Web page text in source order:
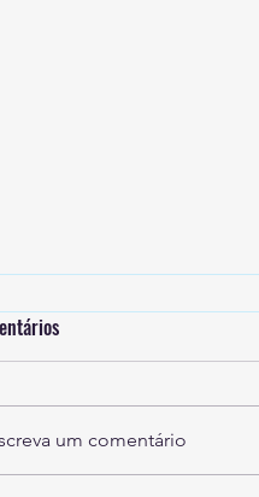
um comentário